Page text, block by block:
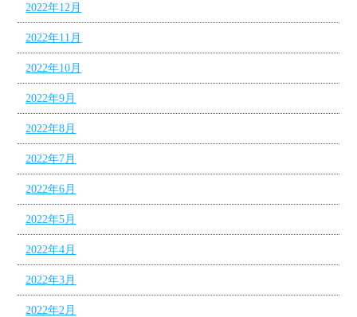
2022年12月
2022年11月
2022年10月
2022年9月
2022年8月
2022年7月
2022年6月
2022年5月
2022年4月
2022年3月
2022年2月